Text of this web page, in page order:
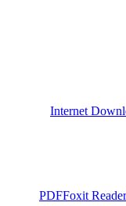
Internet
Foxit Reader